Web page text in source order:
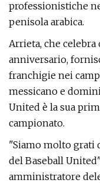
professionistiche
penisola arabica.
Arrieta, che
anniversario,
franchigie nei
messicano e
United è la sua
campionato.
"Siamo molto grati
del Baseball
amministratore